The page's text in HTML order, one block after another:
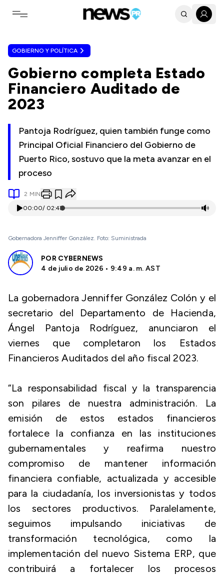
Toggle navigation menu
GOBIERNO Y POLÍTICA
Gobierno completa Estado
Financiero Auditado de
2023
Pantoja Rodríguez, quien también funge como
Principal Oficial Financiero del Gobierno de
Puerto Rico, sostuvo que la meta avanzar en el
proceso
2 MIN
00:00/ 02:47
Gobernadora Jenniffer González. Foto: Suministrada
POR CYBERNEWS
4 de julio de 2026 • 9:49 a. m. AST
La gobernadora Jenniffer González Colón y el
secretario del Departamento de Hacienda,
Ángel Pantoja Rodríguez, anunciaron el
viernes que completaron los Estados
Financieros Auditados del año fiscal 2023.
“La responsabilidad fiscal y la transparencia
son pilares de nuestra administración. La
emisión de estos estados financieros
fortalece la confianza en las instituciones
gubernamentales y reafirma nuestro
compromiso de mantener información
financiera confiable, actualizada y accesible
para la ciudadanía, los inversionistas y todos
los sectores productivos. Paralelamente,
seguimos impulsando iniciativas de
transformación tecnológica, como la
implementación del nuevo Sistema ERP, que
contribuirá a fortalecer los procesos